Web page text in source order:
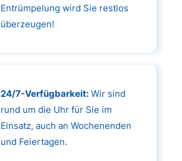
Entrümpelung wird Sie restlos
überzeugen!
24/7-Verfügbarkeit:Wir sind
rund um die Uhr für Sie im
Einsatz, auch an Wochenenden
und Feiertagen.